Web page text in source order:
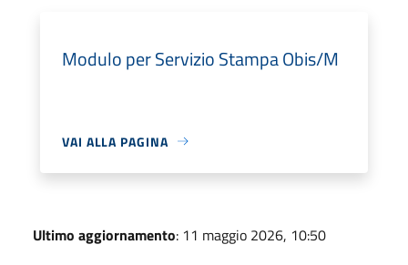
Modulo per Servizio Stampa Obis/M
VAI ALLA PAGINA
Ultimo aggiornamento: 11 maggio 2026, 10:50